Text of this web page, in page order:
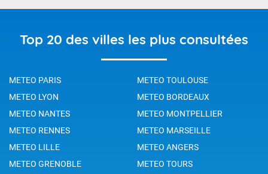
Top 20 des villes les plus consultées
METEO PARIS
METEO TOULOUSE
METEO LYON
METEO BORDEAUX
METEO NANTES
METEO MONTPELLIER
METEO RENNES
METEO MARSEILLE
METEO LILLE
METEO ANGERS
METEO GRENOBLE
METEO TOURS